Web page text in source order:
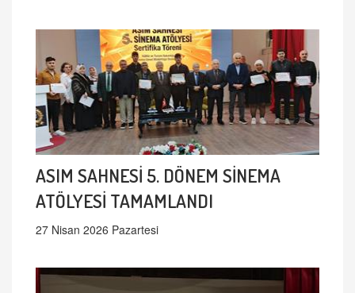
ASIM SAHNESİ 5. DÖNEM SİNEMA
ATÖLYESİ TAMAMLANDI
27 Nisan 2026 Pazartesi